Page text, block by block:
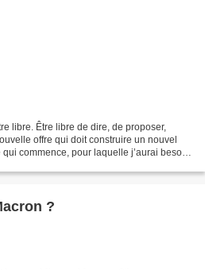
libre. Être libre de dire, de proposer,
offre qui doit construire un nouvel
commence, pour laquelle j’aurai besoin
?